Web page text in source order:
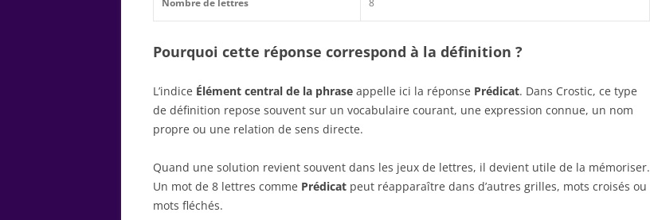
Pourquoi cette réponse correspond à la définition ?
L’indice Élément central de la phrase appelle ici la réponse Prédicat. Dans Crostic, ce type
de définition repose souvent sur un vocabulaire courant, une expression connue, un nom
propre ou une relation de sens directe.
Quand une solution revient souvent dans les jeux de lettres, il devient utile de la mémoriser.
Un mot de 8 lettres comme Prédicat peut réapparaître dans d’autres grilles, mots croisés ou
mots fléchés.